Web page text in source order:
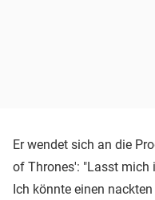
Er wendet sich an die
of Thrones': "Lasst mich
Ich könnte einen